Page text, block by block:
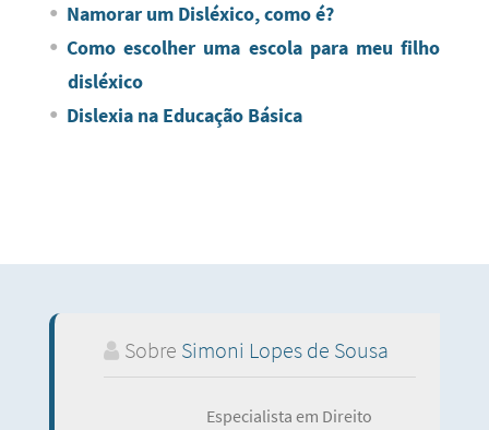
Namorar um Disléxico, como é?
Como escolher uma escola para meu filho
disléxico
Dislexia na Educação Básica
Sobre Simoni Lopes de Sousa
Especialista em Direito